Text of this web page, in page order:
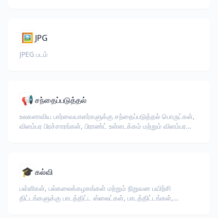
🖼️ JPG
JPEG படம்
📢சந்தைப்படுத்தல்
உலகளாவிய பார்வையாளர்களுக்கு சந்தைப்படுத்தல் பொருட்கள்,
விளம்பர பிரச்சாரங்கள், பிராண்ட் உள்ளடக்கம் மற்றும் விளம்பர
🎓கல்வி
பள்ளிகள், பல்கலைக்கழகங்கள் மற்றும் நிறுவன பயிற்சி
திட்டங்களுக்கு பாடத்திட்ட ஸ்லைட்கள், பாடத்திட்டங்கள்,